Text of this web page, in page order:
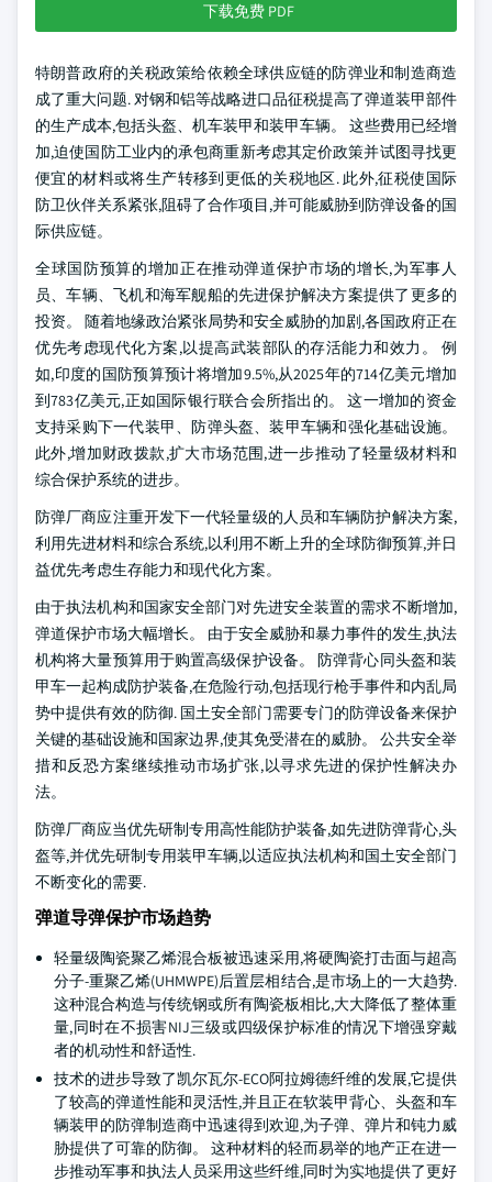
下载免费 PDF
特朗普政府的关税政策给依赖全球供应链的防弹业和制造商造
成了重大问题. 对钢和铝等战略进口品征税提高了弹道装甲部件
的生产成本,包括头盔、机车装甲和装甲车辆。 这些费用已经增
加,迫使国防工业内的承包商重新考虑其定价政策并试图寻找更
便宜的材料或将生产转移到更低的关税地区. 此外,征税使国际
防卫伙伴关系紧张,阻碍了合作项目,并可能威胁到防弹设备的国
际供应链。
全球国防预算的增加正在推动弹道保护市场的增长,为军事人
员、车辆、飞机和海军舰船的先进保护解决方案提供了更多的
投资。 随着地缘政治紧张局势和安全威胁的加剧,各国政府正在
优先考虑现代化方案,以提高武装部队的存活能力和效力。 例
如,印度的国防预算预计将增加9.5%,从2025年的714亿美元增加
到783亿美元,正如国际银行联合会所指出的。 这一增加的资金
支持采购下一代装甲、防弹头盔、装甲车辆和强化基础设施。
此外,增加财政拨款,扩大市场范围,进一步推动了轻量级材料和
综合保护系统的进步。
防弹厂商应注重开发下一代轻量级的人员和车辆防护解决方案,
利用先进材料和综合系统,以利用不断上升的全球防御预算,并日
益优先考虑生存能力和现代化方案。
由于执法机构和国家安全部门对先进安全装置的需求不断增加,
弹道保护市场大幅增长。 由于安全威胁和暴力事件的发生,执法
机构将大量预算用于购置高级保护设备。 防弹背心同头盔和装
甲车一起构成防护装备,在危险行动,包括现行枪手事件和内乱局
势中提供有效的防御. 国土安全部门需要专门的防弹设备来保护
关键的基础设施和国家边界,使其免受潜在的威胁。 公共安全举
措和反恐方案继续推动市场扩张,以寻求先进的保护性解决办
法。
防弹厂商应当优先研制专用高性能防护装备,如先进防弹背心,头
盔等,并优先研制专用装甲车辆,以适应执法机构和国土安全部门
不断变化的需要.
弹道导弹保护市场趋势
轻量级陶瓷聚乙烯混合板被迅速采用,将硬陶瓷打击面与超高
分子-重聚乙烯(UHMWPE)后置层相结合,是市场上的一大趋势.
这种混合构造与传统钢或所有陶瓷板相比,大大降低了整体重
量,同时在不损害NIJ三级或四级保护标准的情况下增强穿戴
者的机动性和舒适性.
技术的进步导致了凯尔瓦尔-ECO阿拉姆德纤维的发展,它提供
了较高的弹道性能和灵活性,并且正在软装甲背心、头盔和车
辆装甲的防弹制造商中迅速得到欢迎,为子弹、弹片和钝力威
胁提供了可靠的防御。 这种材料的轻而易举的地产正在进一
步推动军事和执法人员采用这些纤维,同时为实地提供了更好